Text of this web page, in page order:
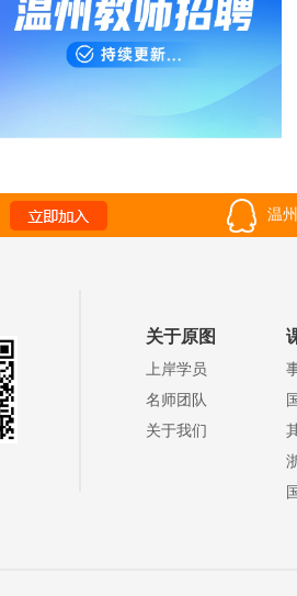
温
关于原图
上岸学员
名师团队
关于我们